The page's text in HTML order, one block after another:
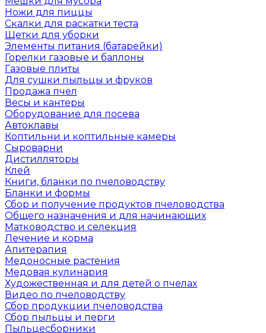
Ножи для пиццы
Скалки для раскатки теста
Щетки для уборки
Элементы питания (батарейки)
Горелки газовые и баллоны
Газовые плиты
Для сушки пыльцы и фруков
Продажа пчел
Весы и кантеры
Оборудование для посева
Автоклавы
Коптильни и коптильные камеры
Сыроварни
Дистилляторы
Клей
Книги, бланки по пчеловодству
Бланки и формы
Сбор и получение продуктов пчеловодства
Общего назначения и для начинающих
Матководство и селекция
Лечение и корма
Апитерапия
Медоносные растения
Медовая кулинария
Художественная и для детей о пчелах
Видео по пчеловодству
Сбор продукции пчеловодства
Сбор пыльцы и перги
Пыльцесборники